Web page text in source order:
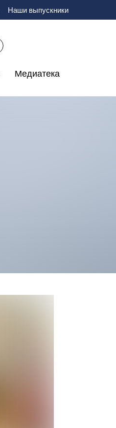
Наши выпускники
Медиатека